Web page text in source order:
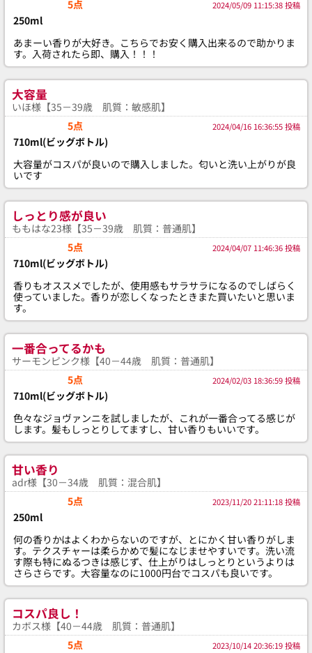
5点
2024/05/09 11:15:38 投稿
250ml
あまーい香りが大好き。こちらでお安く購入出来るので助かりま
す。入荷されたら即、購入！！！
大容量
いほ様【35－39歳 肌質：敏感肌】
5点
2024/04/16 16:36:55 投稿
710ml(ビッグボトル)
大容量がコスパが良いので購入しました。匂いと洗い上がりが良
いです
しっとり感が良い
ももはな23様【35－39歳 肌質：普通肌】
5点
2024/04/07 11:46:36 投稿
710ml(ビッグボトル)
香りもオススメでしたが、使用感もサラサラになるのでしばらく
使っていました。香りが恋しくなったときまた買いたいと思いま
す。
一番合ってるかも
サーモンピンク様【40－44歳 肌質：普通肌】
5点
2024/02/03 18:36:59 投稿
710ml(ビッグボトル)
色々なジョヴァンニを試しましたが、これが一番合ってる感じが
します。髪もしっとりしてますし、甘い香りもいいです。
甘い香り
adr様【30－34歳 肌質：混合肌】
5点
2023/11/20 21:11:18 投稿
250ml
何の香りかはよくわからないのですが、とにかく甘い香りがしま
す。テクスチャーは柔らかめで髪になじませやすいです。洗い流
す際も特にぬるつきは感じず、仕上がりはしっとりというよりは
さらさらです。大容量なのに1000円台でコスパも良いです。
コスパ良し！
カボス様【40－44歳 肌質：普通肌】
5点
2023/10/14 20:36:19 投稿